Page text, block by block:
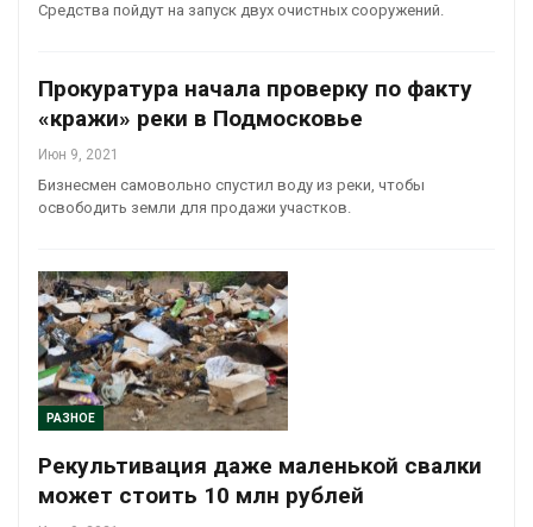
Средства пойдут на запуск двух очистных сооружений.
Прокуратура начала проверку по факту
«кражи» реки в Подмосковье
Июн 9, 2021
Бизнесмен самовольно спустил воду из реки, чтобы
освободить земли для продажи участков.
РАЗНОЕ
Рекультивация даже маленькой свалки
может стоить 10 млн рублей